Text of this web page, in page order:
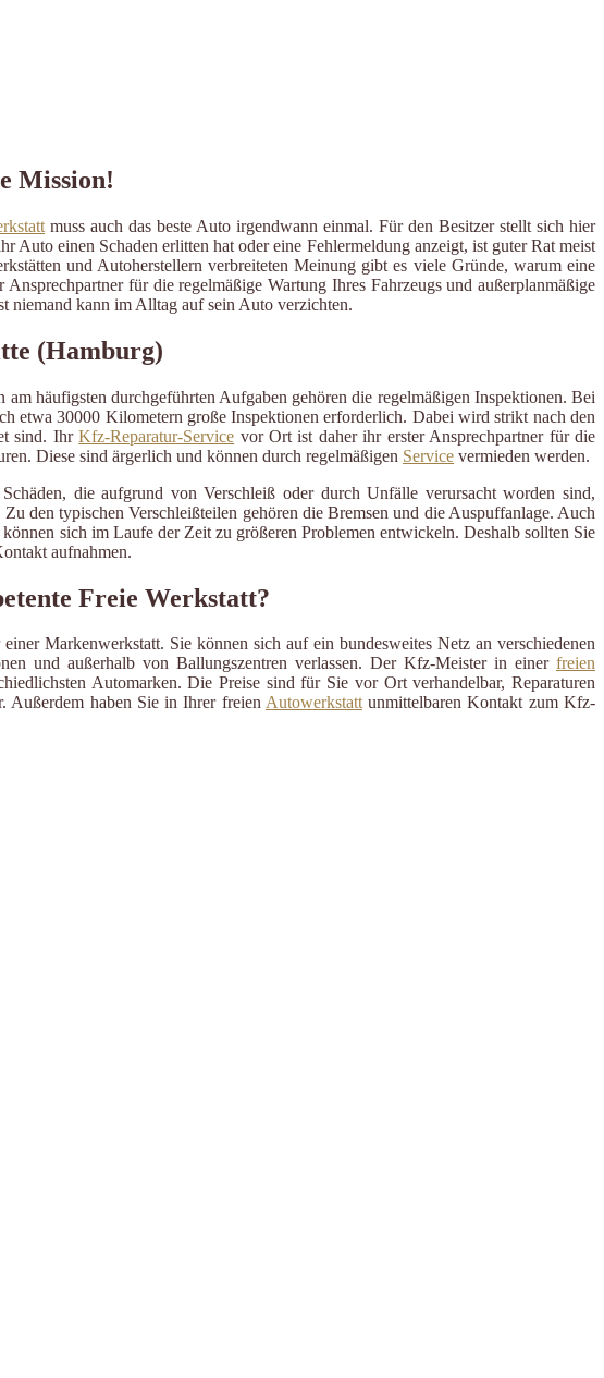
Mission!
muss auch das beste Auto irgendwann einmal. Für den Besitzer stellt sich hier
Auto einen Schaden erlitten hat oder eine Fehlermeldung anzeigt, ist guter Rat meist
und Autoherstellern verbreiteten Meinung gibt es viele Gründe, warum eine
für die regelmäßige Wartung Ihres Fahrzeugs und außerplanmäßige
niemand kann im Alltag auf sein Auto verzichten.
(Hamburg)
häufigsten durchgeführten Aufgaben gehören die regelmäßigen Inspektionen. Bei
etwa 30000 Kilometern große Inspektionen erforderlich. Dabei wird strikt nach den
sind. IhrKfz-Reparatur-Service vor Ort ist daher ihr erster Ansprechpartner für die
Diese sind ärgerlich und können durch regelmäßigen Service vermieden werden.
die aufgrund von Verschleiß oder durch Unfälle verursacht worden sind,
den typischen Verschleißteilen gehören die Bremsen und die Auspuffanlage. Auch
sich im Laufe der Zeit zu größeren Problemen entwickeln. Deshalb sollten Sie
aufnahmen.
Freie Werkstatt?
Markenwerkstatt. Sie können sich auf ein bundesweites Netz an verschiedenen
und außerhalb von Ballungszentren verlassen. Der Kfz-Meister in einer freien
Automarken. Die Preise sind für Sie vor Ort verhandelbar, Reparaturen
Außerdem haben Sie in Ihrer freien Autowerkstattunmittelbaren Kontakt zum Kfz-